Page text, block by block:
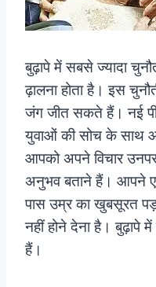
बुढ़ापे में सबसे ज्यादा
ढ़ालना होता है। इस
जंग जीत सकते हैं। नई
युवाओं की सोच के साथ
आपको अपने विचार
अनुभव बताने हैं। आपने
पास उम्र का खुबसूरत
नहीं होने देना है। बुढ़ापे
हैं।